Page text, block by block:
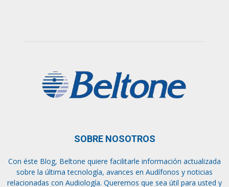
SOBRE NOSOTROS
Con éste Blog, Beltone quiere facilitarle información actualizada
sobre la última tecnología, avances en Audífonos y noticias
relacionadas con Audiología. Queremos que sea útil para usted y